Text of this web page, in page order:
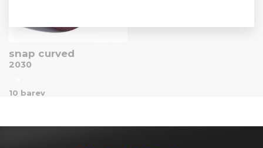
snap curved
2030
10 barev